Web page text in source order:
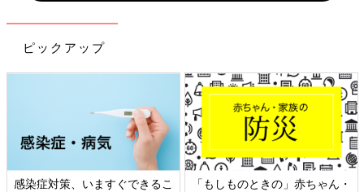
●おむつカバー
布おむつを固定し、もれを防止します。布おむつとセットで使い
紙おむつのときと同様に、赤ちゃんに合ったものを選びましょ
う。湯にぬらして絞ったコットンでもかまいません。
●バケツと洗剤
使用済みの布おむつは洗剤の入ったバケツにつけ置きし、まとめ
ピックアップ
感染症対策、いますぐできるこ
「もしものときの」赤ちゃん・